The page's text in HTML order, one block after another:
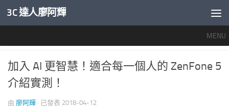
內文下方
3C 達人廖阿輝
MENU
0
加入 AI 更智慧！適合每一個人的 ZenFone 5
介紹實測！
由 廖阿輝 · 已發表 2018-04-12